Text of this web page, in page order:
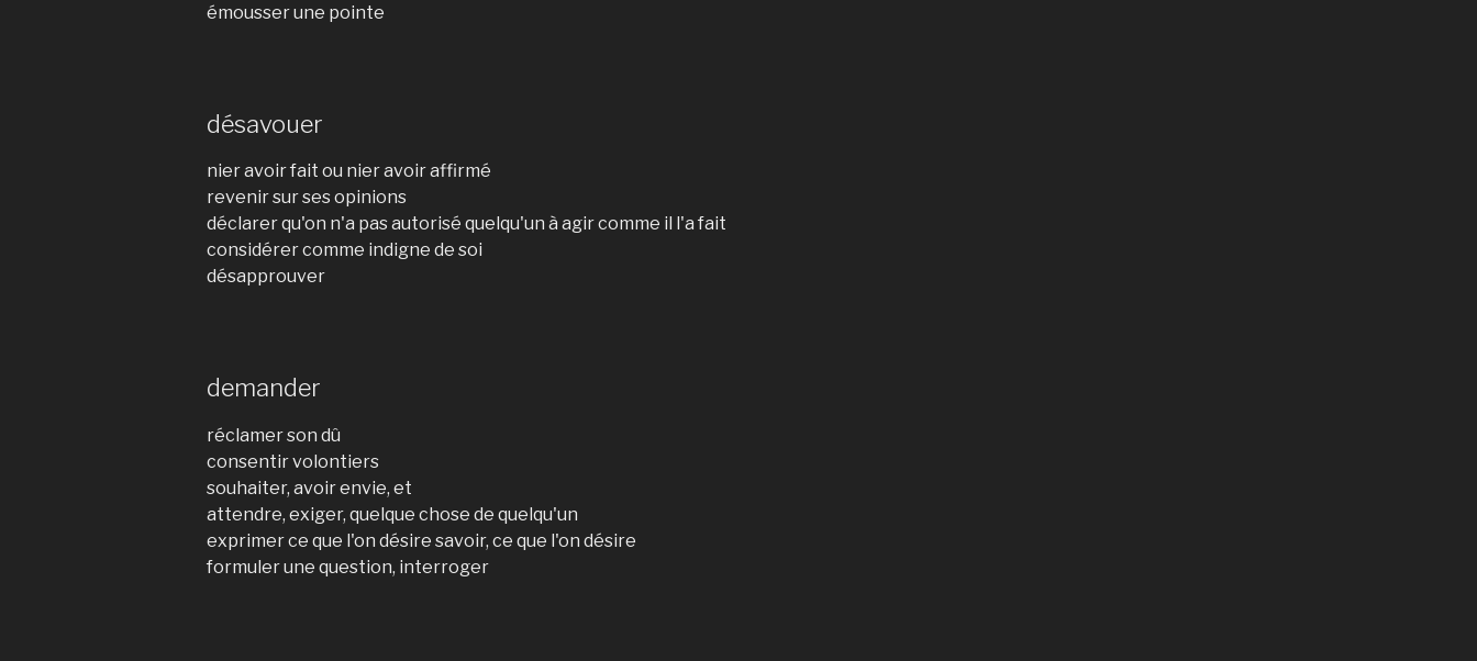
émousser une pointe
désavouer
nier avoir fait ou nier avoir affirmé
revenir sur ses opinions
déclarer qu'on n'a pas autorisé quelqu'un à agir comme il l'a fait
considérer comme indigne de soi
désapprouver
demander
réclamer son dû
consentir volontiers
souhaiter, avoir envie, et
attendre, exiger, quelque chose de quelqu'un
exprimer ce que l'on désire savoir, ce que l'on désire
formuler une question, interroger